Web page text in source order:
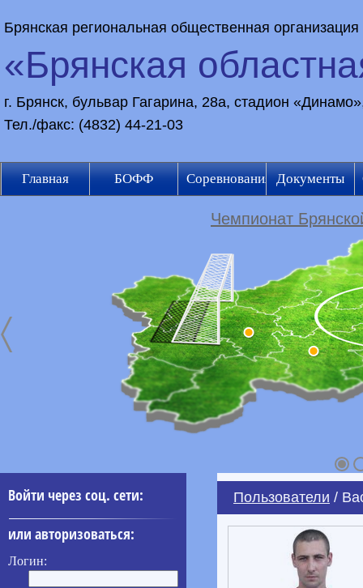
Брянская региональная общественная организация
«Брянская
г. Брянск, бульвар Гагарина, 28а, стадион
Тел./факс: (4832) 44-21-03
Главная БОФФ Соревнования Документы
Чемпионат
Войти через соц. сети:
или авторизоваться:
Логин:
Пользователи /